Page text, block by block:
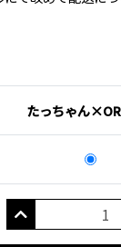
たっちゃん